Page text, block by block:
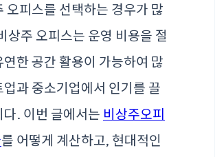
오피스를 선택하는 경우가 많
상주 오피스는 운영 비용을 절
연한 공간 활용이 가능하여 많
업과 중소기업에서 인기를 끌
다. 이번 글에서는 비상주오피
를 어떻게 계산하고, 현대적인